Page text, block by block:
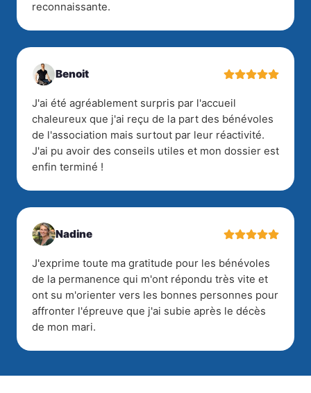
reconnaissante.
Benoit
J'ai été agréablement surpris par l'accueil
chaleureux que j'ai reçu de la part des bénévoles
de l'association mais surtout par leur réactivité.
J'ai pu avoir des conseils utiles et mon dossier est
enfin terminé !
Nadine
J'exprime toute ma gratitude pour les bénévoles
de la permanence qui m'ont répondu très vite et
ont su m'orienter vers les bonnes personnes pour
affronter l'épreuve que j'ai subie après le décès
de mon mari.